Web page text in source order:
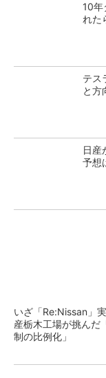
10年
れ
テス
と方
日産
予想
いざ「Re:Nissan」
産栃木工場が挑んだ
制の比例化」